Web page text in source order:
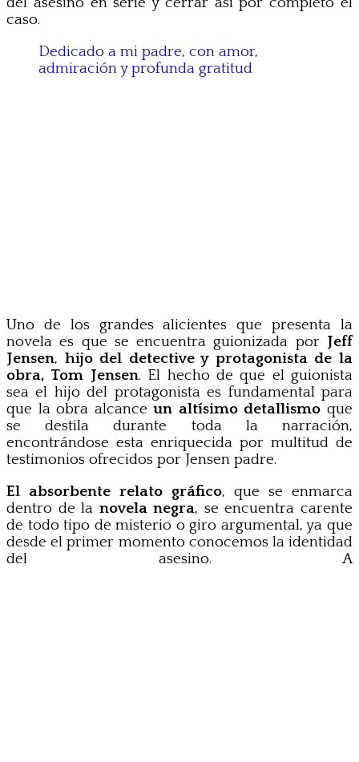
caso.
Dedicado a mi padre, con amor,
admiración y profunda gratitud
Uno de los grandes alicientes que presenta la
novela es que se encuentra guionizada por Jeff
Jensen, hijo del detective y protagonista de la
obra, Tom Jensen. El hecho de que el guionista
sea el hijo del protagonista es fundamental para
que la obra alcanceun altísimo detallismo que
se destila durante toda la narración,
encontrándose esta enriquecida por multitud de
testimonios ofrecidos por Jensen padre.
El absorbente relato gráfico, que se enmarca
dentro de la novela negra, se encuentra carente
de todo tipo de misterio o giro argumental, ya que
desde el primer momento conocemos la identidad
del asesino. A